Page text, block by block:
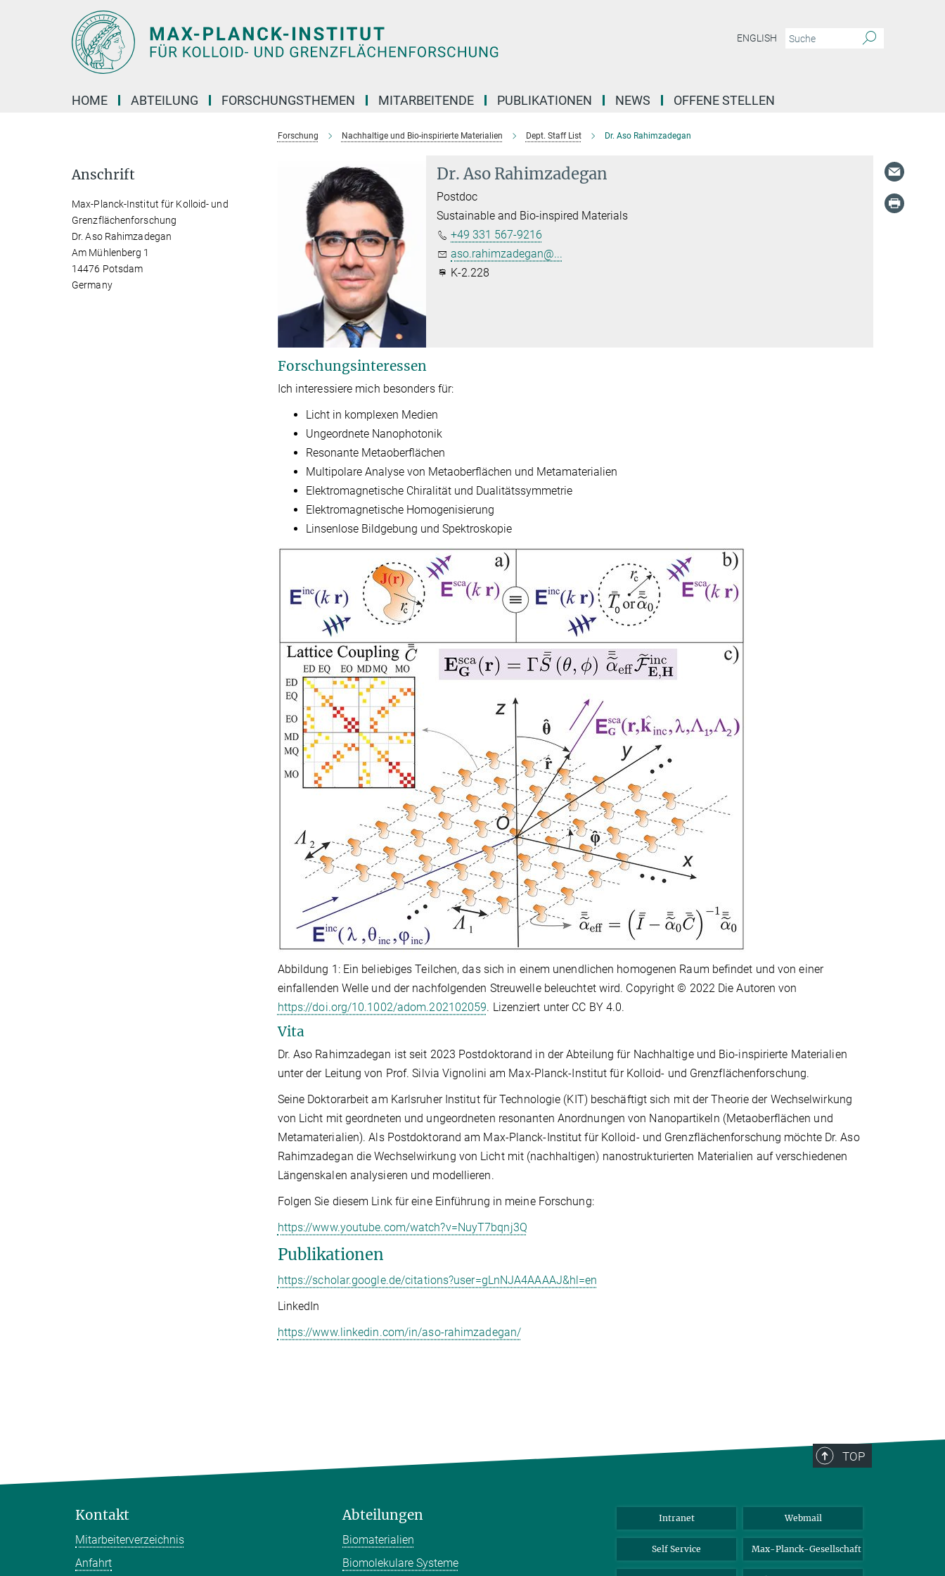
ENGLISH
HOME ABTEILUNG FORSCHUNGSTHEMEN MITARBEITENDE PUBLIKATIONEN NEWS OFFENE STELLEN
Forschung Nachhaltige und Bio-inspirierte Materialien Dept. Staff List Dr. Aso Rahimzadegan
Dr. Aso Rahimzadegan
Postdoc
Sustainable and Bio-inspired Materials
+49 331 567-9216
aso.rahimzadegan@...
K-2.228
Forschungsinteressen
Ich interessiere mich besonders für:
Licht in komplexen Medien
Ungeordnete Nanophotonik
Resonante Metaoberflächen
Multipolare Analyse von Metaoberflächen und Metamaterialien
Elektromagnetische Chiralität und Dualitätssymmetrie
Elektromagnetische Homogenisierung
Linsenlose Bildgebung und Spektroskopie
Abbildung 1: Ein beliebiges Teilchen, das sich in einem unendlichen homogenen Raum befindet und von einer
einfallenden Welle und der nachfolgenden Streuwelle beleuchtet wird. Copyright © 2022 Die Autoren von
https://doi.org/10.1002/adom.202102059. Lizenziert unter CC BY 4.0.
Vita
Dr. Aso Rahimzadegan ist seit 2023 Postdoktorand in der Abteilung für Nachhaltige und Bio-inspirierte Materialien
unter der Leitung von Prof. Silvia Vignolini am Max-Planck-Institut für Kolloid- und Grenzflächenforschung.
Seine Doktorarbeit am Karlsruher Institut für Technologie (KIT) beschäftigt sich mit der Theorie der Wechselwirkung
von Licht mit geordneten und ungeordneten resonanten Anordnungen von Nanopartikeln (Metaoberflächen und
Metamaterialien). Als Postdoktorand am Max-Planck-Institut für Kolloid- und Grenzflächenforschung möchte Dr. Aso
Rahimzadegan die Wechselwirkung von Licht mit (nachhaltigen) nanostrukturierten Materialien auf verschiedenen
Längenskalen analysieren und modellieren.
Folgen Sie diesem Link für eine Einführung in meine Forschung:
https://www.youtube.com/watch?v=NuyT7bqnj3Q
Publikationen
https://scholar.google.de/citations?user=gLnNJA4AAAAJ&hl=en
LinkedIn
https://www.linkedin.com/in/aso-rahimzadegan/
Anschrift
Max-Planck-Institut für Kolloid- und
Grenzflächenforschung
Dr. Aso Rahimzadegan
Am Mühlenberg 1
14476 Potsdam
Germany
TOP
Kontakt
Mitarbeiterverzeichnis
Anfahrt
Abteilungen
Biomaterialien
Biomolekulare Systeme
Intranet Webmail
Self Service Max-Planck-Gesellschaft